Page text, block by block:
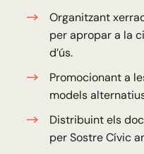
Organitzant
per apropar a la
d’ús.
Promocionant a
models
Distribuint els
per Sostre Cívic